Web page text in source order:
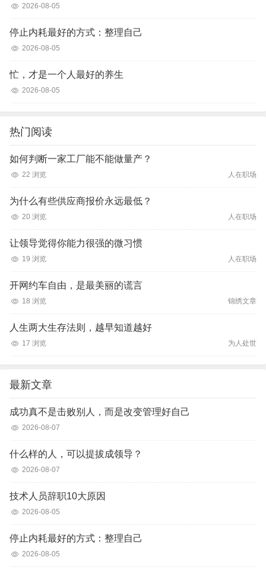
2026-08-05
停止内耗最好的方式：整理自己
2026-08-05
忙，才是一个人最好的养生
2026-08-05
热门阅读
如何判断一家工厂能不能做量产？
22 浏览 人在职场
为什么有些供应商报价永远最低？
20 浏览 人在职场
让领导觉得你能力很强的微习惯
19 浏览 人在职场
开网约车自由，是最美丽的谎言
18 浏览 锦绣文章
人生两大生存法则，越早知道越好
17 浏览 为人处世
最新文章
成功真不是击败别人，而是改变管理好自己
2026-08-07
什么样的人，可以提拔成领导？
2026-08-07
技术人员辞职10大原因
2026-08-05
停止内耗最好的方式：整理自己
2026-08-05